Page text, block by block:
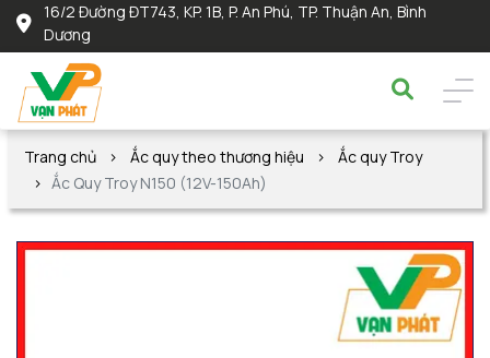
16/2 Đường ĐT743, KP. 1B, P. An Phú, TP. Thuận An, Bình
Dương
Trang chủ Ắc quy theo thương hiệu
Ắc quy Troy
Ắc Quy Troy N150 (12V-150Ah)